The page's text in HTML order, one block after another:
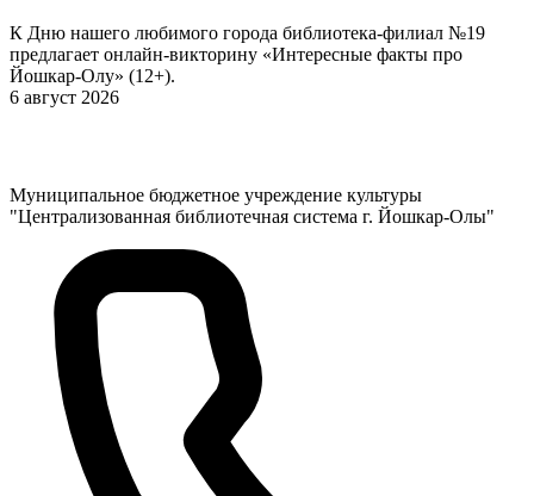
К Дню нашего любимого города библиотека-филиал №19
предлагает онлайн-викторину «Интересные факты про
Йошкар-Олу» (12+).
6 август 2026
Муниципальное бюджетное учреждение культуры
"Централизованная библиотечная система г. Йошкар-Олы"